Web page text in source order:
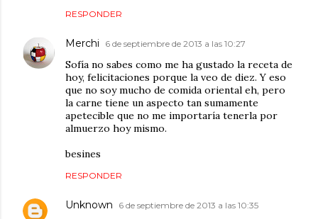
RESPONDER
Merchi 6 de septiembre de 2013 a las 10:27
Sofía no sabes como me ha gustado la receta de
hoy, felicitaciones porque la veo de diez. Y eso
que no soy mucho de comida oriental eh, pero
la carne tiene un aspecto tan sumamente
apetecible que no me importaría tenerla por
almuerzo hoy mismo.
besines
RESPONDER
Unknown 6 de septiembre de 2013 a las 10:35